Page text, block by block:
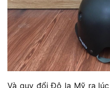
Và quy đổi Đô la Mỹ ra